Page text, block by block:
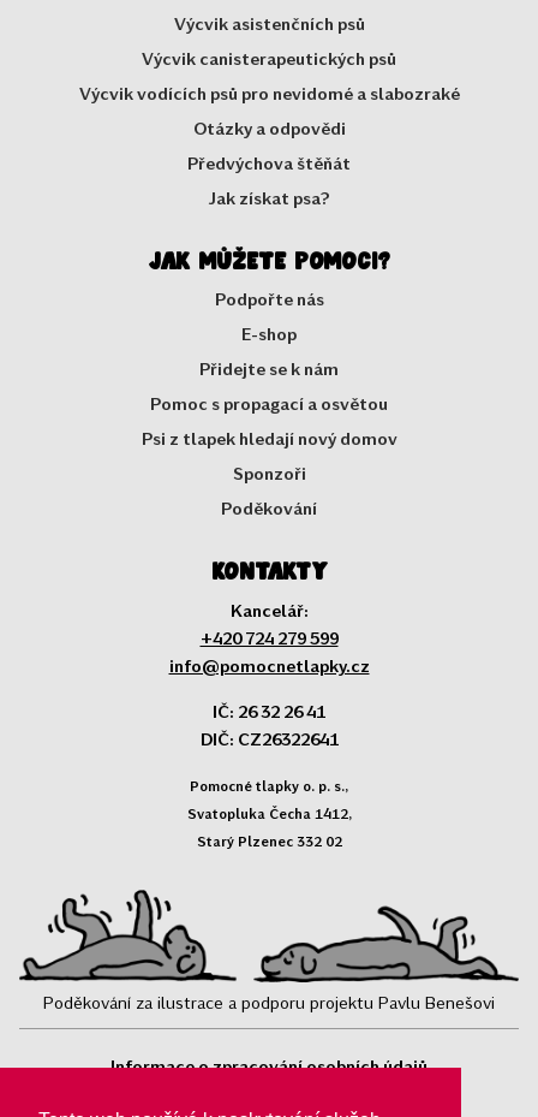
Výcvik asistenčních psů
Výcvik canisterapeutických psů
Výcvik vodících psů pro nevidomé a slabozraké
Otázky a odpovědi
Předvýchova štěňát
Jak získat psa?
Jak můžete pomoci?
Podpořte nás
E-shop
Přidejte se k nám
Pomoc s propagací a osvětou
Psi z tlapek hledají nový domov
Sponzoři
Poděkování
Kontakty
Kancelář:
+420 724 279 599
info@pomocnetlapky.cz
IČ: 26 32 26 41
DIČ: CZ26322641
Pomocné tlapky o. p. s.,
Svatopluka Čecha 1412,
Starý Plzenec 332 02
Poděkování za ilustrace a podporu projektu Pavlu Benešovi
Informace o zpracování osobních údajů